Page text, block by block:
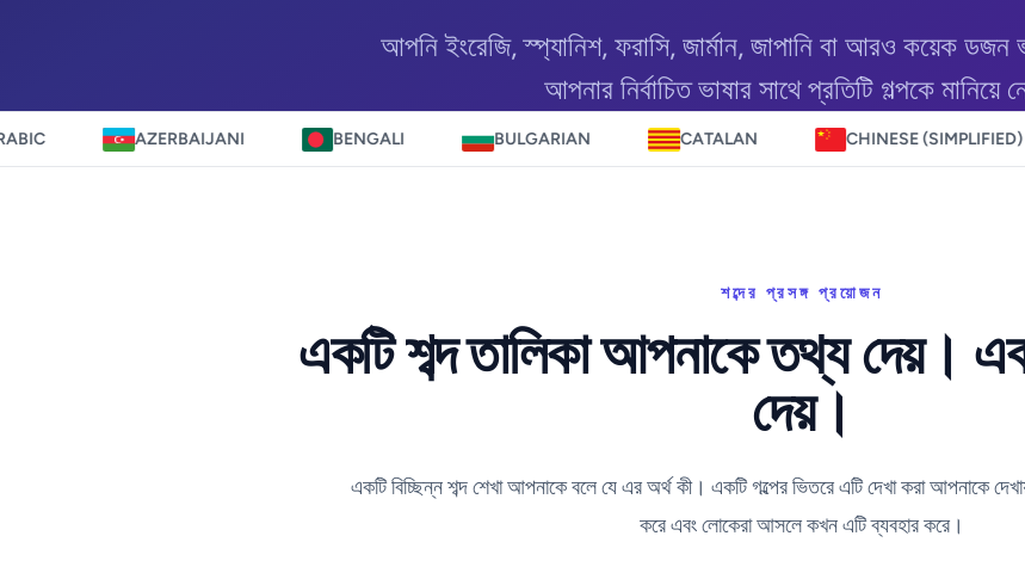
আপনি ইংরেজি, স্প্যানিশ, ফরাসি, জার্মান, জাপানি বা আরও কয়েক
আপনার নির্বাচিত ভাষার সাথে প্রতিটি গল্পকে মানিয়ে
AZERBAIJANI BENGALI BULGARIAN CATALAN CHINESE (SIMPLIFIED)
শব্দের প্রসঙ্গ প্রয়োজন
একটি শব্দ তালিকা আপনাকে তথ্য দেয়।
দেয়।
একটি বিচ্ছিন্ন শব্দ শেখা আপনাকে বলে যে এর অর্থ কী। একটি গল্পের ভিতরে এটি দেখা করা আপনাকে
করে এবং লোকেরা আসলে কখন এটি ব্যবহার করে।